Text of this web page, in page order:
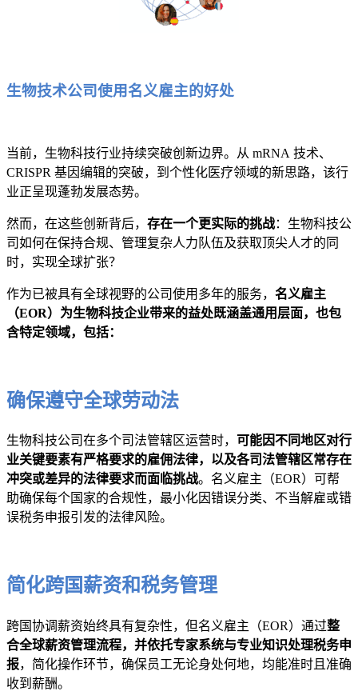
生物技术公司使用名义雇主的好处
当前，生物科技行业持续突破创新边界。从 mRNA 技术、
CRISPR 基因编辑的突破，到个性化医疗领域的新思路，该行
业正呈现蓬勃发展态势。
然而，在这些创新背后， 存在一个更实际的挑战：生物科技公
司如何在保持合规、管理复杂人力队伍及获取顶尖人才的同
时，实现全球扩张？
作为已被具有全球视野的公司使用多年的服务， 名义雇主
（EOR）为生物科技企业带来的益处既涵盖通用层面，也包
含特定领域，包括：
确保遵守全球劳动法
生物科技公司在多个司法管辖区运营时， 可能因不同地区对行
业关键要素有严格要求的雇佣法律，以及各司法管辖区常存在
冲突或差异的法律要求而面临挑战。名义雇主（EOR）可帮
助确保每个国家的合规性，最小化因错误分类、不当解雇或错
误税务申报引发的法律风险。
简化跨国薪资和税务管理
跨国协调薪资始终具有复杂性，但名义雇主（EOR）通过整
合全球薪资管理流程，并依托专家系统与专业知识处理税务申
报，简化操作环节，确保员工无论身处何地，均能准时且准确
收到薪酬。